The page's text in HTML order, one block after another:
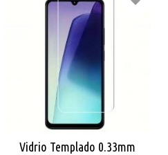
Vidrio Templado 0.33mm